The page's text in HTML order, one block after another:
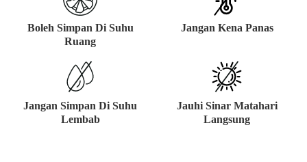
Boleh Simpan Di Suhu
Ruang
Jangan Kena Panas
Jangan Simpan Di Suhu
Lembab
Jauhi Sinar Matahari
Langsung